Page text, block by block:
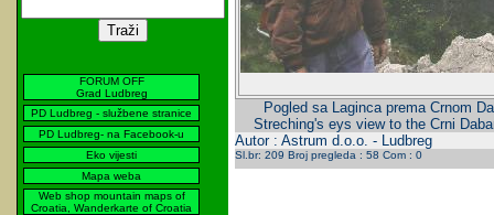
FORUM OFF
Grad Ludbreg
PD Ludbreg - službene stranice
PD Ludbreg- na Facebook-u
Eko vijesti
Mapa weba
Web shop mountain maps of
Croatia, Wanderkarte of Croatia
Pogled sa Laginca prema Crnom
Streching's eys view to the Crni
Autor : Astrum d.o.o. - Ludbreg
Sl.br: 209 Broj pregleda : 58 Com : 0